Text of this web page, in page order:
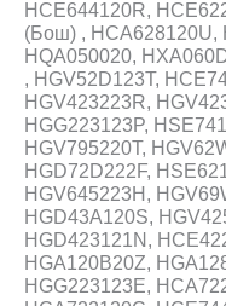
HCE644120R,
(Бош) , HCA628120U,
HQA050020,
, HGV52D123T,
HGV423223R,
HGG223123P,
HGV795220T,
HGD72D222F,
HGV645223H,
HGD43A120S,
HGD423121N,
HGA120B20Z,
HGG223123E,